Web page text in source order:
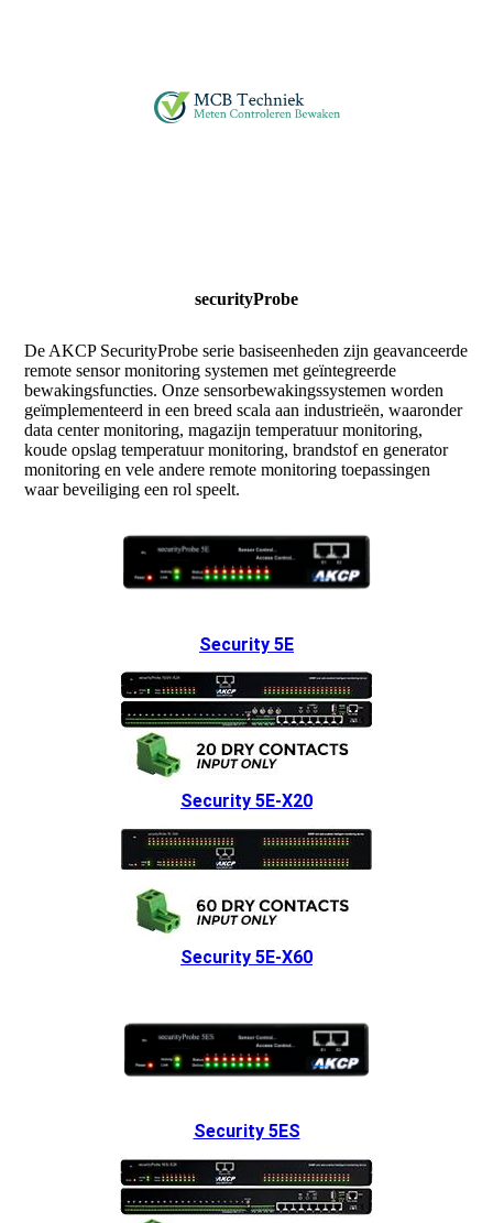
securityProbe
De AKCP SecurityProbe serie basiseenheden zijn geavanceerde
remote sensor monitoring systemen met geïntegreerde
bewakingsfuncties. Onze sensorbewakingssystemen worden
geïmplementeerd in een breed scala aan industrieën, waaronder
data center monitoring, magazijn temperatuur monitoring,
koude opslag temperatuur monitoring, brandstof en generator
monitoring en vele andere remote monitoring toepassingen
waar beveiliging een rol speelt.
Security 5E
Security 5E-X20
Security 5E-X60
Security 5ES